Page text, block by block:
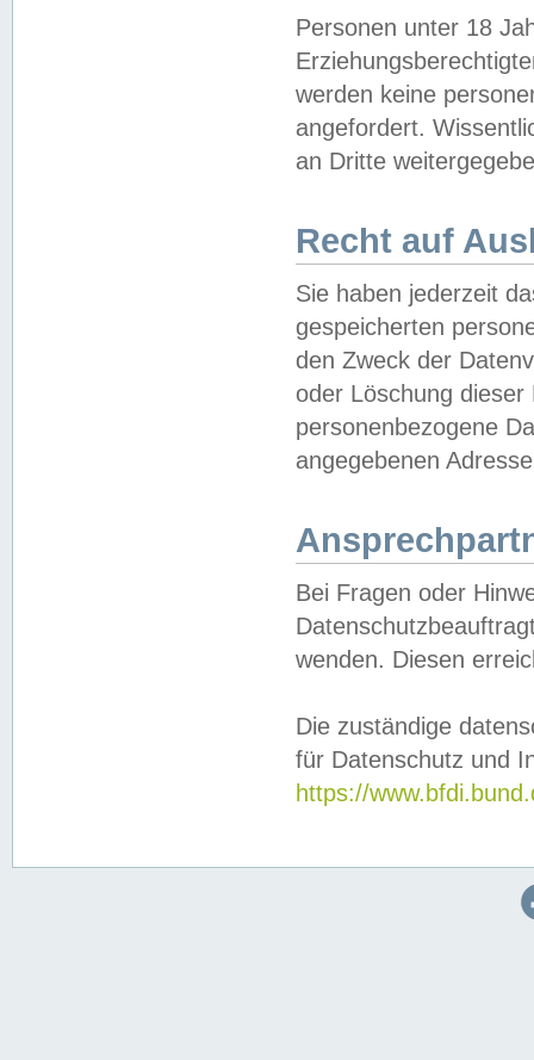
Personen unter 18
werden keine
angefordert.
an Dritte
Recht auf
Sie haben jederzeit
gespeicherten
den Zweck der
oder Löschung
personenbezogene
angegebenen
Bei Fragen oder
wenden. Diesen
Die zuständige
für Datenschutz und
https://